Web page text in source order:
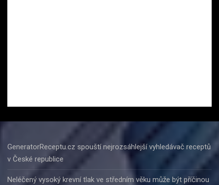
GeneratorReceptu.cz spouští nejrozsáhlejší vyhledávač receptů
v České republice
Neléčený vysoký krevní tlak ve středním věku může být příčinou